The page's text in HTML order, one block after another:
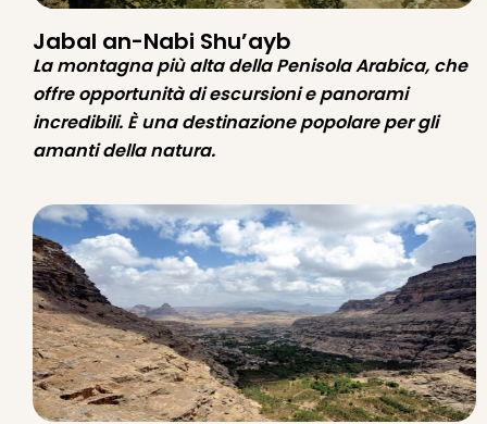
Jabal an-Nabi Shu’ayb
La montagna più alta della Penisola Arabica, che
offre opportunità di escursioni e panorami
incredibili. È una destinazione popolare per gli
amanti della natura.